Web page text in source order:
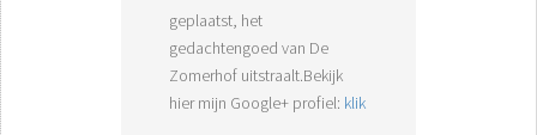
geplaatst, het
gedachtengoed van De
Zomerhof uitstraalt.Bekijk
hier mijn Google+ profiel: klik